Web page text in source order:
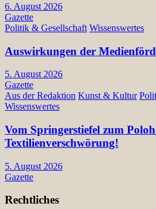
6. August 2026
Gazette
Politik & Gesellschaft Wissenswertes
Auswirkungen der
5. August 2026
Gazette
Aus der Redaktion Kunst & Kultur
Wissenswertes
Vom Springerstiefel zum
Textilienverschwörung!
5. August 2026
Gazette
Rechtliches